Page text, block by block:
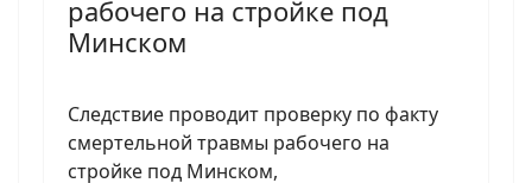
рабочего на стройке под
Минском
Следствие проводит проверку по факту
смертельной травмы рабочего на
стройке под Минском,